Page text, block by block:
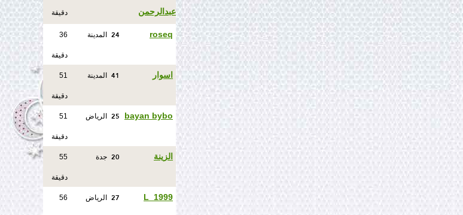
عبدالرحمن دقيقة
roseq
24 المدينة 36
دقيقة
اسوار 41 المدينة 51
دقيقة
bayan bybo
25 الرياض 51
دقيقة
الزينة 20 جدة 55
دقيقة
L_1999
27 الرياض 56